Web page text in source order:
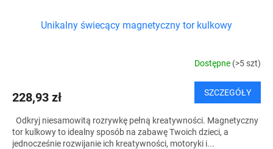
Unikalny świecący magnetyczny tor kulkowy
Dostępne (>5 szt)
228,93 zł SZCZEGÓŁY
Odkryj niesamowitą rozrywkę pełną kreatywności. Magnetyczny
tor kulkowy to idealny sposób na zabawę Twoich dzieci, a
jednocześnie rozwijanie ich kreatywności, motoryki i...